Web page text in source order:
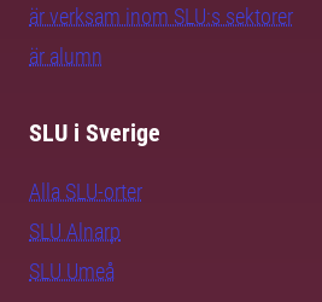
är verksam inom SLU:s sektorer
är alumn
SLU i Sverige
Alla SLU-orter
SLU Alnarp
SLU Umeå